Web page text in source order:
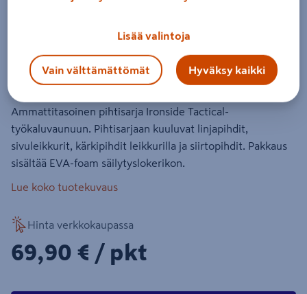
Tuotenumero:502280186 EAN-koodi : 3394661002914
Ammattitasoinen pihtisarja Ironside Tactical-
työkaluvaunuun. Pihtisarjaan kuuluvat linjapihdit,
sivuleikkurit, kärkipihdit leikkurilla ja siirtopihdit. Pakkaus
sisältää EVA-foam säilytyslokerikon.
Lue koko tuotekuvaus
Hinta verkkokaupassa
69,90€/pkt
69,90 € / pkt
Lisää valintoja
Vain välttämättömät Hyväksy kaikki